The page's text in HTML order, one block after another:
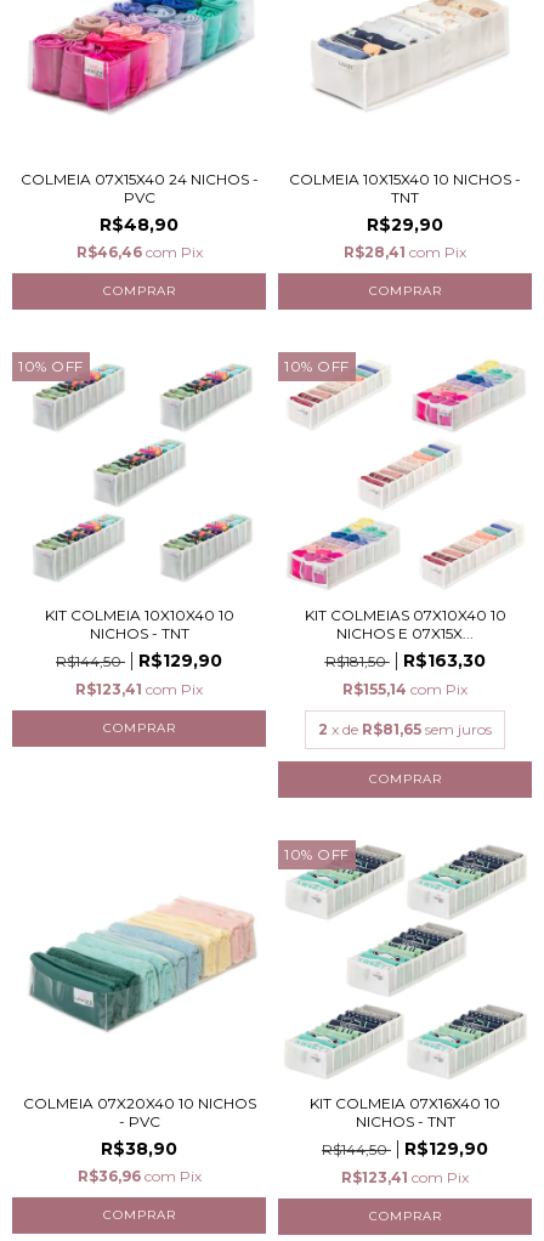
COLMEIA 07X15X40 24 NICHOS -
PVC
R$48,90
R$46,46 com Pix
COLMEIA 10X15X40 10 NICHOS -
TNT
R$29,90
R$28,41 com Pix
10% OFF
KIT COLMEIA 10X10X40 10
NICHOS - TNT
R$144,50
R$129,90
R$123,41 com Pix
10% OFF
KIT COLMEIAS 07X10X40 10
NICHOS E 07X15X...
R$181,50
R$163,30
R$155,14 com Pix
2 x de R$81,65 sem juros
COLMEIA 07X20X40 10 NICHOS
- PVC
R$38,90
R$36,96 com Pix
10% OFF
KIT COLMEIA 07X16X40 10
NICHOS - TNT
R$144,50
R$129,90
R$123,41 com Pix